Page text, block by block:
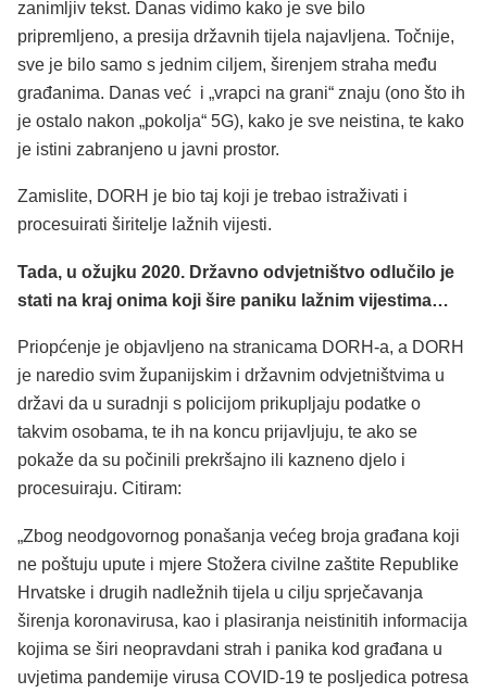
zanimljiv tekst. Danas vidimo kako je sve bilo
pripremljeno, a presija državnih tijela najavljena. Točnije,
sve je bilo samo s jednim ciljem, širenjem straha među
građanima. Danas već i „vrapci na grani“ znaju (ono što ih
je ostalo nakon „pokolja“ 5G), kako je sve neistina, te kako
je istini zabranjeno u javni prostor.
Zamislite, DORH je bio taj koji je trebao istraživati i
procesuirati širitelje lažnih vijesti.
Tada, u ožujku 2020. Državno odvjetništvo odlučilo je
stati na kraj onima koji šire paniku lažnim vijestima…
Priopćenje je objavljeno na stranicama DORH-a, a DORH
je naredio svim županijskim i državnim odvjetništvima u
državi da u suradnji s policijom prikupljaju podatke o
takvim osobama, te ih na koncu prijavljuju, te ako se
pokaže da su počinili prekršajno ili kazneno djelo i
procesuiraju. Citiram:
„Zbog neodgovornog ponašanja većeg broja građana koji
ne poštuju upute i mjere Stožera civilne zaštite Republike
Hrvatske i drugih nadležnih tijela u cilju sprječavanja
širenja koronavirusa, kao i plasiranja neistinitih informacija
kojima se širi neopravdani strah i panika kod građana u
uvjetima pandemije virusa COVID-19 te posljedica potresa